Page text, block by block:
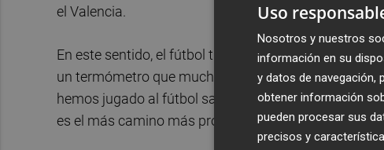
el Valencia.
En este sentido, el fútbol tiene estas cosas y por
un termómetro que muchas veces nos sorprende de
hemos jugado al fútbol sabemos que es muy difícil
es el más camino más probable para fracasar.
Uso
Nosotros y nuestros
información en su
y datos de navegación,
obtener información
pueden procesar sus
precisos y